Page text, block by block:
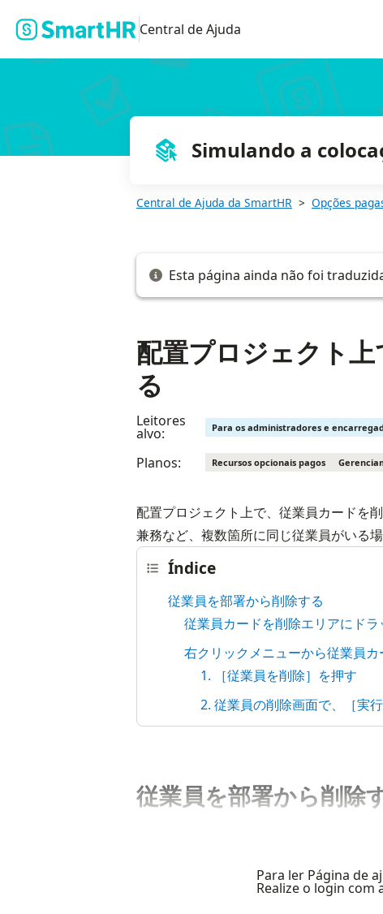
Central de Ajuda
Simulando a
Central de Ajuda da SmartHR Opções
Esta página ainda não foi
配置プロジェクト
る
Leitores
alvo: Para os administradores e
Planos: Recursos opcionais pagos
配置プロジェクト上で、従業員カードを
兼務など、複数箇所に同じ従業員がいる
Índice
従業員を部署から削除する
従業員カードを削除エリアにド
右クリックメニューから従業員カ
1. ［従業員を削除］を押す
2. 従業員の削除画面で、［実
従業員を部署から削除
Para ler Página de
Realize o login com